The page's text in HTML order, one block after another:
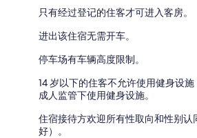
只有经过登记的住客才可进入客房。
进出该住宿无需开车。
停车场有车辆高度限制。
14 岁以下的住客不允许使用健身设
成人监管下使用健身设施。
住宿接待方欢迎所有性取向和性别认
好）。